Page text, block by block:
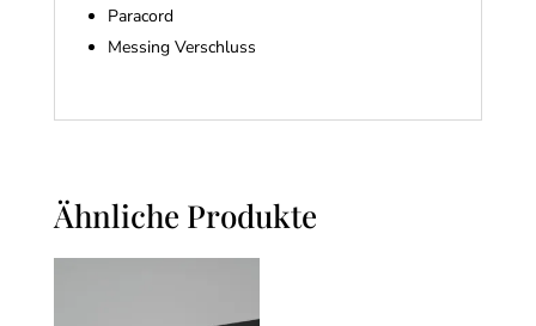
Paracord
Messing Verschluss
Ähnliche Produkte